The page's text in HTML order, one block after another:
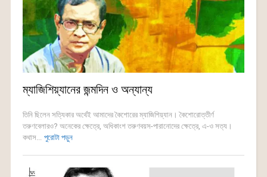
ম্যাজিশিয়্যানের জন্মদিন ও অন্যান্য
তিনি ছিলেন সত্যিকার অর্থেই আমাদের কৈশোরের ম্যাজিশিয়্যান। কৈশোরোত্তীর্ণ
তরুণবেলারও? অনেকের ক্ষেত্রে, অধিকাংশ তরুণবয়স-পারানোদের ক্ষেত্রে, এ-ও সত্য।
কথাস... পুরোটা পড়ুন